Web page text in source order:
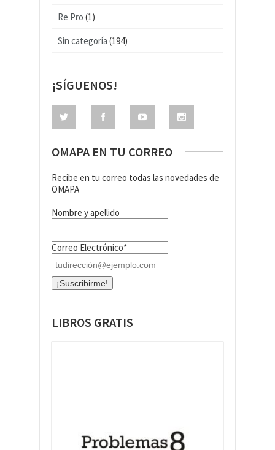
Re Pro (1)
Sin categoría (194)
¡SÍGUENOS!
OMAPA EN TU CORREO
Recibe en tu correo todas las novedades de
OMAPA
Nombre y apellido
Correo Electrónico*
LIBROS GRATIS